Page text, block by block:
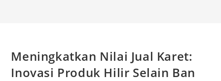
Meningkatkan Nilai Jual Karet:
Inovasi Produk Hilir Selain Ban